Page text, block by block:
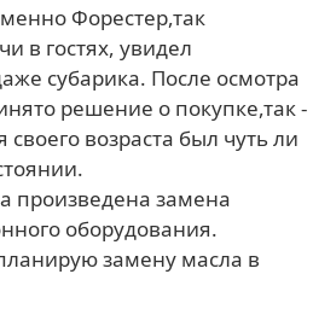
Форестер,так
в гостях, увидел
субарика. После осмотра
решение о покупке,так -
возраста был чуть ли
произведена замена
оборудования.
замену масла в